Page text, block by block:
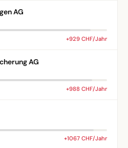
AG
+929 CHF/Jahr
AG
+988 CHF/Jahr
+1067 CHF/Jahr